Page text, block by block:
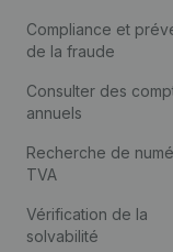
Compliance et
de la fraude
Consulter des
annuels
Recherche de
TVA
Vérification de la
solvabilité